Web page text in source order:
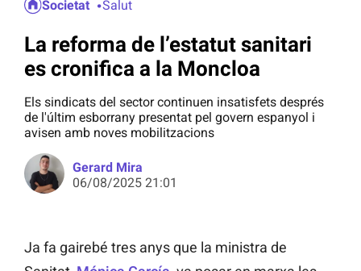
Societat Salut
La reforma de l’estatut sanitari
es cronifica a la Moncloa
Els sindicats del sector continuen insatisfets després
de l'últim esborrany presentat pel govern espanyol i
avisen amb noves mobilitzacions
Gerard Mira
06/08/2025 21:01
Ja fa gairebé tres anys que la ministra de